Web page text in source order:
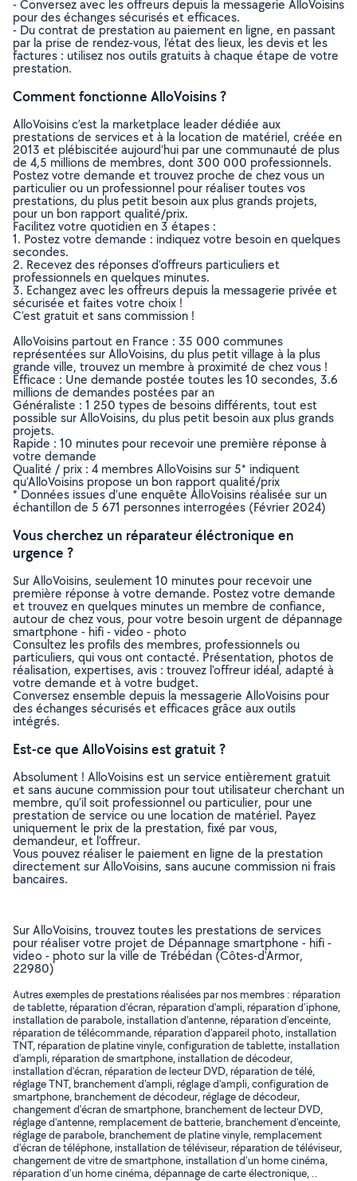
- Conversez avec les offreurs depuis la messagerie AlloVoisins
pour des échanges sécurisés et efficaces.
- Du contrat de prestation au paiement en ligne, en passant
par la prise de rendez-vous, l’état des lieux, les devis et les
factures : utilisez nos outils gratuits à chaque étape de votre
prestation.
Comment fonctionne AlloVoisins ?
AlloVoisins c’est la marketplace leader dédiée aux
prestations de services et à la location de matériel, créée en
2013 et plébiscitée aujourd’hui par une communauté de plus
de 4,5 millions de membres, dont 300 000 professionnels.
Postez votre demande et trouvez proche de chez vous un
particulier ou un professionnel pour réaliser toutes vos
prestations, du plus petit besoin aux plus grands projets,
pour un bon rapport qualité/prix.
Facilitez votre quotidien en 3 étapes :
1. Postez votre demande : indiquez votre besoin en quelques
secondes.
2. Recevez des réponses d’offreurs particuliers et
professionnels en quelques minutes.
3. Echangez avec les offreurs depuis la messagerie privée et
sécurisée et faites votre choix !
C’est gratuit et sans commission !
AlloVoisins partout en France : 35 000 communes
représentées sur AlloVoisins, du plus petit village à la plus
grande ville, trouvez un membre à proximité de chez vous !
Efficace : Une demande postée toutes les 10 secondes, 3.6
millions de demandes postées par an
Généraliste : 1 250 types de besoins différents, tout est
possible sur AlloVoisins, du plus petit besoin aux plus grands
projets.
Rapide : 10 minutes pour recevoir une première réponse à
votre demande
Qualité / prix : 4 membres AlloVoisins sur 5* indiquent
qu’AlloVoisins propose un bon rapport qualité/prix
* Données issues d’une enquête AlloVoisins réalisée sur un
échantillon de 5 671 personnes interrogées (Février 2024)
Vous cherchez un réparateur éléctronique en
urgence ?
Sur AlloVoisins, seulement 10 minutes pour recevoir une
première réponse à votre demande. Postez votre demande
et trouvez en quelques minutes un membre de confiance,
autour de chez vous, pour votre besoin urgent de dépannage
smartphone - hifi - video - photo
Consultez les profils des membres, professionnels ou
particuliers, qui vous ont contacté. Présentation, photos de
réalisation, expertises, avis : trouvez l'offreur idéal, adapté à
votre demande et à votre budget.
Conversez ensemble depuis la messagerie AlloVoisins pour
des échanges sécurisés et efficaces grâce aux outils
intégrés.
Est-ce que AlloVoisins est gratuit ?
Absolument ! AlloVoisins est un service entièrement gratuit
et sans aucune commission pour tout utilisateur cherchant un
membre, qu’il soit professionnel ou particulier, pour une
prestation de service ou une location de matériel. Payez
uniquement le prix de la prestation, fixé par vous,
demandeur, et l’offreur.
Vous pouvez réaliser le paiement en ligne de la prestation
directement sur AlloVoisins, sans aucune commission ni frais
bancaires.
Sur AlloVoisins, trouvez toutes les prestations de services
pour réaliser votre projet de Dépannage smartphone - hifi -
video - photo sur la ville de Trébédan (Côtes-d'Armor,
22980)
Autres exemples de prestations réalisées par nos membres : réparation
de tablette, réparation d'écran, réparation d'ampli, réparation d'iphone,
installation de parabole, installation d'antenne, réparation d'enceinte,
réparation de télécommande, réparation d'appareil photo, installation
TNT, réparation de platine vinyle, configuration de tablette, installation
d'ampli, réparation de smartphone, installation de décodeur,
installation d'écran, réparation de lecteur DVD, réparation de télé,
réglage TNT, branchement d'ampli, réglage d'ampli, configuration de
smartphone, branchement de décodeur, réglage de décodeur,
changement d'écran de smartphone, branchement de lecteur DVD,
réglage d'antenne, remplacement de batterie, branchement d'enceinte,
réglage de parabole, branchement de platine vinyle, remplacement
d'écran de téléphone, installation de téléviseur, réparation de téléviseur,
changement de vitre de smartphone, installation d'un home cinéma,
réparation d'un home cinéma, dépannage de carte électronique, ..